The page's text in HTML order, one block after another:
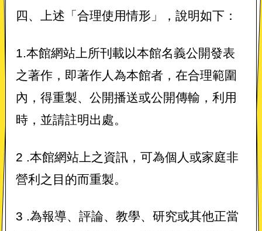
四、上述「合理使用情形」，說明如下：
1.本館網站上所刊載以本館名義公開發表
之著作，即著作人為本館者，在合理範圍
內，得重製、公開播送或公開傳輸，利用
時，並請註明出處。
2 .本館網站上之資訊，可為個人或家庭非
營利之目的而重製。
3 .為報導、評論、教學、研究或其他正當